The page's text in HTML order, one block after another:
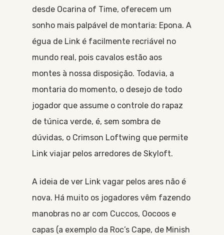
desde Ocarina of Time, oferecem um
sonho mais palpável de montaria: Epona. A
égua de Link é facilmente recriável no
mundo real, pois cavalos estão aos
montes à nossa disposição. Todavia, a
montaria do momento, o desejo de todo
jogador que assume o controle do rapaz
de túnica verde, é, sem sombra de
dúvidas, o Crimson Loftwing que permite
Link viajar pelos arredores de Skyloft.
A ideia de ver Link vagar pelos ares não é
nova. Há muito os jogadores vêm fazendo
manobras no ar com Cuccos, Oocoos e
capas (a exemplo da Roc’s Cape, de Minish